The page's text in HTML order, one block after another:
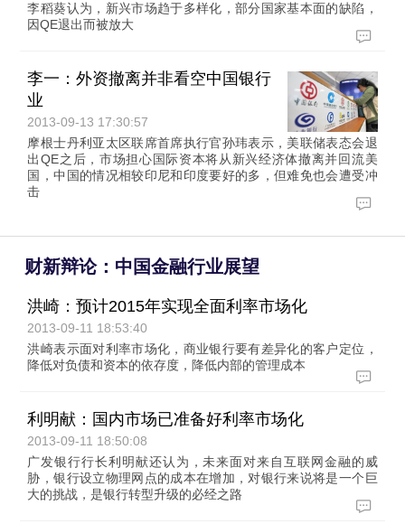
李稻葵认为，新兴市场趋于多样化，部分国家基本面的缺陷，
因QE退出而被放大
李一：外资撤离并非看空中国银行
业
2013-09-13 17:30:57
摩根士丹利亚太区联席首席执行官孙玮表示，美联储表态会退
出QE之后，市场担心国际资本将从新兴经济体撤离并回流美
国，中国的情况相较印尼和印度要好的多，但难免也会遭受冲
击
财新辩论：中国金融行业展望
洪崎：预计2015年实现全面利率市场化
2013-09-11 18:53:40
洪崎表示面对利率市场化，商业银行要有差异化的客户定位，
降低对负债和资本的依存度，降低内部的管理成本
利明献：国内市场已准备好利率市场化
2013-09-11 18:50:08
广发银行行长利明献还认为，未来面对来自互联网金融的威
胁，银行设立物理网点的成本在增加，对银行来说将是一个巨
大的挑战，是银行转型升级的必经之路